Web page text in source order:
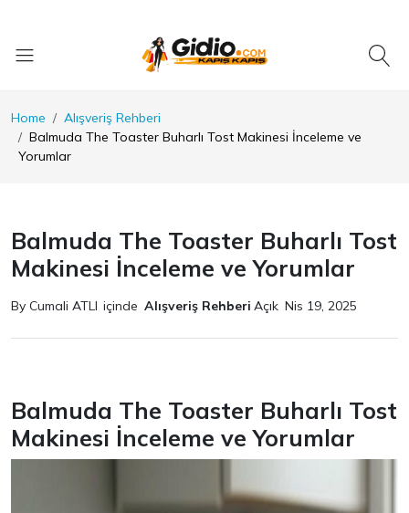
Home
Alışveriş Rehberi
Balmuda The Toaster Buharlı Tost Makinesi İnceleme ve
Yorumlar
Balmuda The Toaster Buharlı Tost
Makinesi İnceleme ve Yorumlar
By Cumali ATLI içinde Alışveriş Rehberi Açık Nis 19, 2025
Balmuda The Toaster Buharlı Tost
Makinesi İnceleme ve Yorumlar